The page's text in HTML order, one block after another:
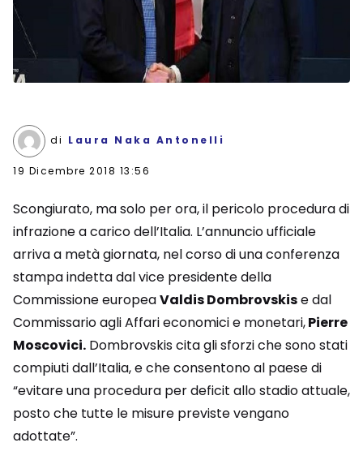
di Laura Naka Antonelli
19 Dicembre 2018 13:56
Scongiurato, ma solo per ora, il pericolo procedura di
infrazione a carico dell’Italia. L’annuncio ufficiale
arriva a metà giornata, nel corso di una conferenza
stampa indetta dal vice presidente della
Commissione europeaValdis Dombrovskise dal
Commissario agli Affari economici e monetari,Pierre
Moscovici. Dombrovskis cita gli sforzi che sono stati
compiuti dall’Italia, e che consentono al paese di
“evitare una procedura per deficit allo stadio attuale,
posto che tutte le misure previste vengano
adottate”.